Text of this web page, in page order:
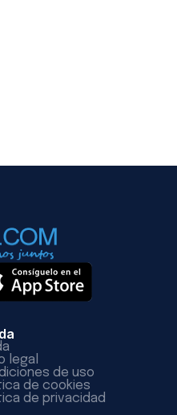
legal
de uso
de cookies
de privacidad